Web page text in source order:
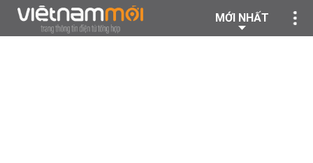
MỚI NHẤT